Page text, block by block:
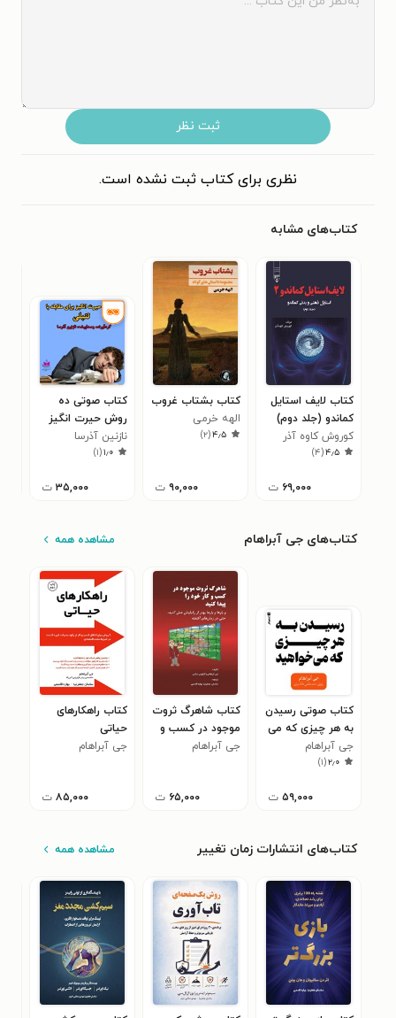
ثبت نظر
نظری برای کتاب ثبت نشده است.
کتاب‌های مشابه
کتاب لایف استایل
کماندو (جلد دوم)
کوروش کاوه آذر
۴٫۵(۴)
۶۹,۰۰۰ ت
کتاب بشتاب غروب
الهه خرمی
۴٫۵(۲)
۹۰,۰۰۰ ت
کتاب صوتی ده
روش حیرت‌ انگیز
برای مقابله با تنبلی
نازنین آذرسا
۱٫۰(۱)
۳۵,۰۰۰ ت
کتاب‌های جی آبراهام مشاهده همه
کتاب صوتی رسیدن
به هر چیزی که می‌
خواهید (خلاصه
کتاب)
جی آبراهام
۲٫۰(۱)
۵۹,۰۰۰ ت
کتاب شاهرگ ثروت
موجود در کسب و
کار خود را پیدا کنید
جی آبراهام
۶۵,۰۰۰ ت
کتاب راهکارهای
حیاتی
جی آبراهام
۸۵,۰۰۰ ت
کتاب‌های انتشارات زمان تغییر مشاهده همه